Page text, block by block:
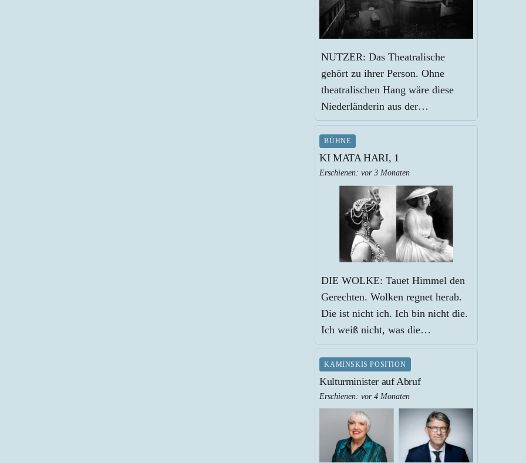
NUTZER: Das Theatralische
gehört zu ihrer Person. Ohne
theatralischen Hang wäre diese
Niederländerin aus der…
BÜHNE
KI MATA HARI, 1
Erschienen: vor 3 Monaten
DIE WOLKE: Tauet Himmel den
Gerechten. Wolken regnet herab.
Die ist nicht ich. Ich bin nicht die.
Ich weiß nicht, was die…
KAMINSKIS POSITION
Kulturminister auf Abruf
Erschienen: vor 4 Monaten